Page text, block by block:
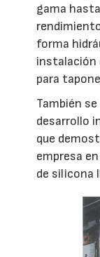
gama
forma
instalación
para
También
desarrollo
que
empresa
de silicona